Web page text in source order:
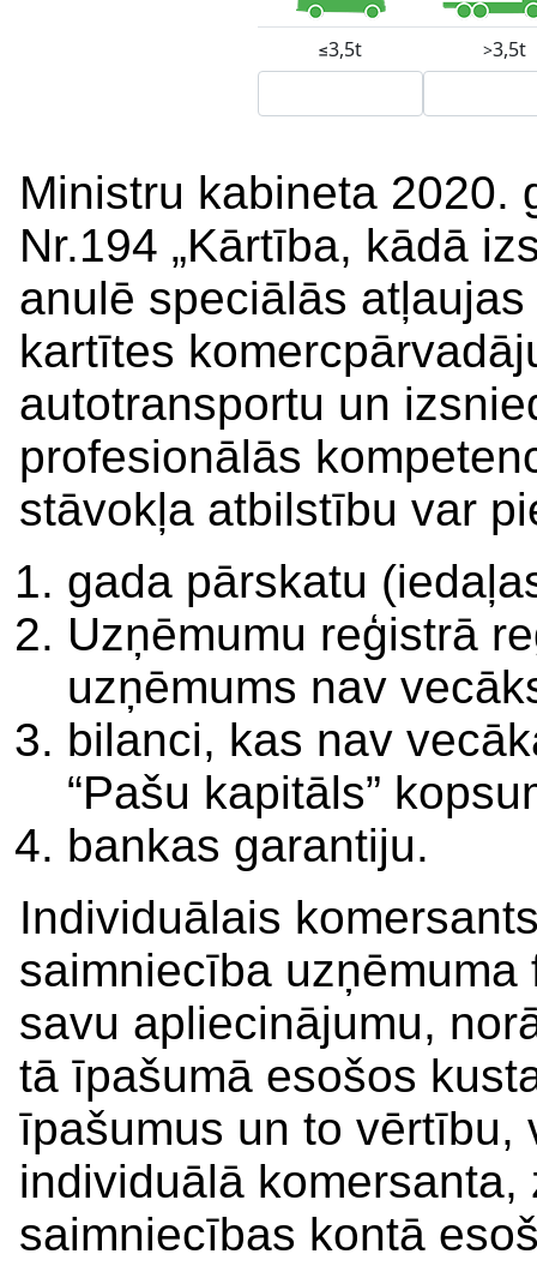
Ministru kabineta 2020.
Nr.194 „Kārtība, kādā
anulē speciālās
kartītes
autotransportu un
profesionālās
stāvokļa atbilstību var
gada pārskatu
Uzņēmumu reģistrā
uzņēmums nav
bilanci, kas nav
“Pašu kapitāls”
bankas garantiju.
Individuālais
saimniecība
savu apliecinājumu,
tā īpašumā esošos
īpašumus un to vērtību,
individuālā
saimniecības kontā